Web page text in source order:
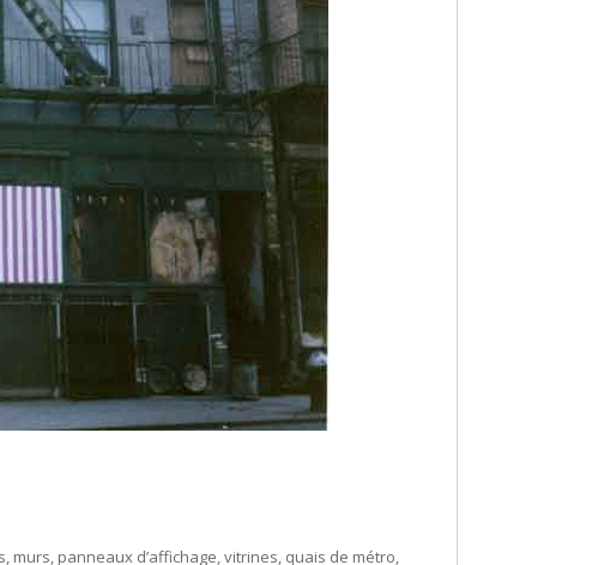
panneaux d’affichage, vitrines, quais de métro,